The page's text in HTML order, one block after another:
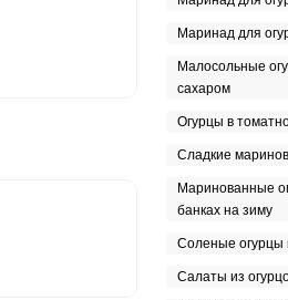
Маринад для
Малосольные
сахаром
Огурцы в
Сладкие
Маринованные
банках на зиму
Соленые огурцы
Салаты из